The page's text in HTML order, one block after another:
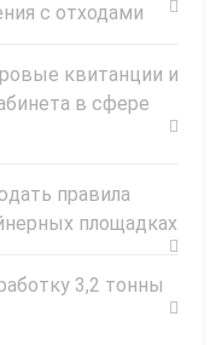
с отходами
квитанции и
в сфере
правила
площадках
3,2 тонны